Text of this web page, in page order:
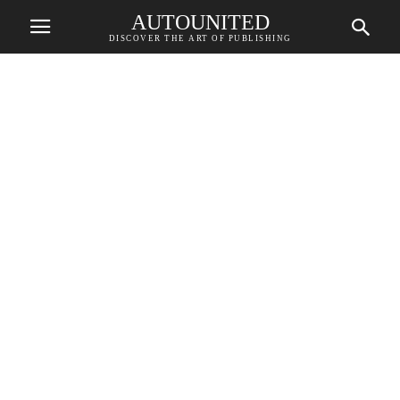
AUTOUNITED
DISCOVER THE ART OF PUBLISHING